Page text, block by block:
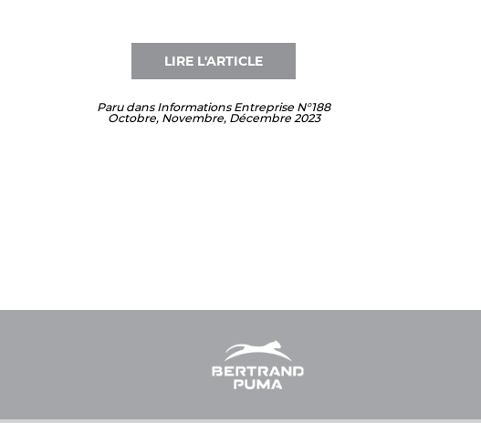
LIRE L'ARTICLE
Paru dans Informations Entreprise N°188
Octobre, Novembre, Décembre 2023